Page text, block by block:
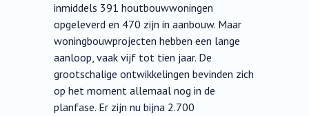
inmiddels 391 houtbouwwoningen
opgeleverd en 470 zijn in aanbouw. Maar
woningbouwprojecten hebben een lange
aanloop, vaak vijf tot tien jaar. De
grootschalige ontwikkelingen bevinden zich
op het moment allemaal nog in de
planfase. Er zijn nu bijna 2.700